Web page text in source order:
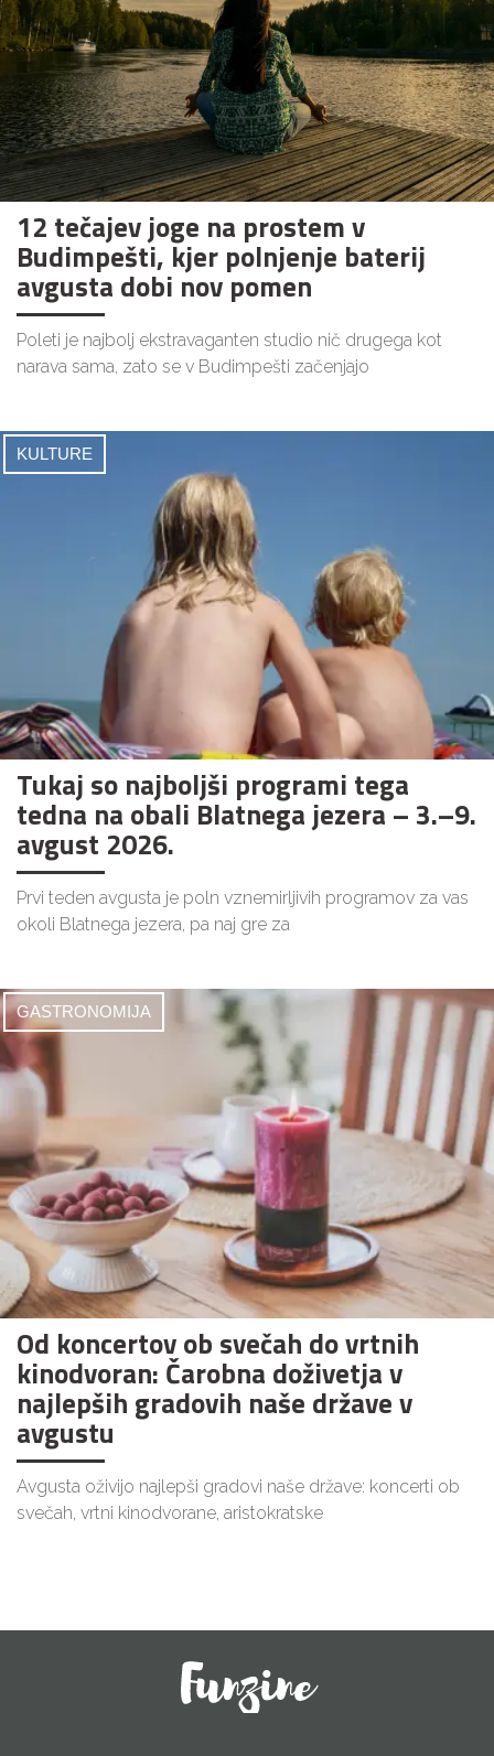
12 tečajev joge na prostem v
Budimpešti, kjer polnjenje baterij
avgusta dobi nov pomen
Poleti je najbolj ekstravaganten studio nič drugega kot
narava sama, zato se v Budimpešti začenjajo
KULTURE
Tukaj so najboljši programi tega
tedna na obali Blatnega jezera – 3.–9.
avgust 2026.
Prvi teden avgusta je poln vznemirljivih programov za vas
okoli Blatnega jezera, pa naj gre za
GASTRONOMIJA
Od koncertov ob svečah do vrtnih
kinodvoran: Čarobna doživetja v
najlepših gradovih naše države v
avgustu
Avgusta oživijo najlepši gradovi naše države: koncerti ob
svečah, vrtni kinodvorane, aristokratske